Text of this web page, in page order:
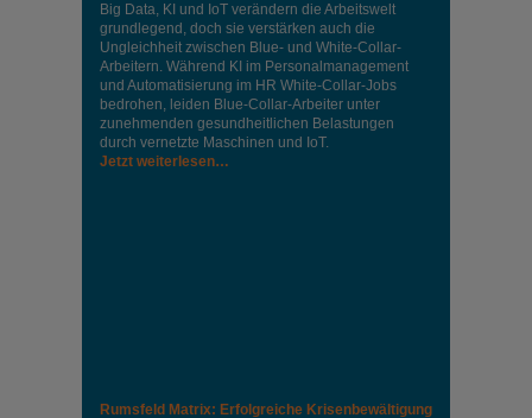
Big Data, KI und IoT verändern die Arbeitswelt
grundlegend, doch sie verstärken auch die
Ungleichheit zwischen Blue- und White-Collar-
Arbeitern. Während KI im Personalmanagement
und Automatisierung im HR White-Collar-Jobs
bedrohen, leiden Blue-Collar-Arbeiter unter
zunehmenden gesundheitlichen Belastungen
durch vernetzte Maschinen und IoT.
Jetzt weiterlesen…
Rumsfeld Matrix: Erfolgreiche Krisenbewältigung